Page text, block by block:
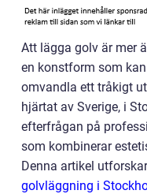
Att lägga golv är mer
en konstform som
omvandla ett tråkigt
hjärtat av Sverige, i
efterfrågan på
som kombinerar
Denna artikel
golvläggning i